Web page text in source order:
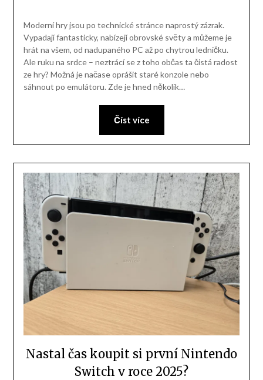
Moderní hry jsou po technické stránce naprostý zázrak.
Vypadají fantasticky, nabízejí obrovské světy a můžeme je
hrát na všem, od nadupaného PC až po chytrou ledničku.
Ale ruku na srdce – neztrácí se z toho občas ta čistá radost
ze hry? Možná je načase oprášit staré konzole nebo
sáhnout po emulátoru. Zde je hned několik…
Číst více
Nastal čas koupit si první Nintendo
Switch v roce 2025?